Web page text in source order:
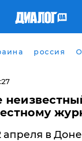
россия
апреля в